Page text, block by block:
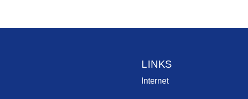
LINKS
Internet